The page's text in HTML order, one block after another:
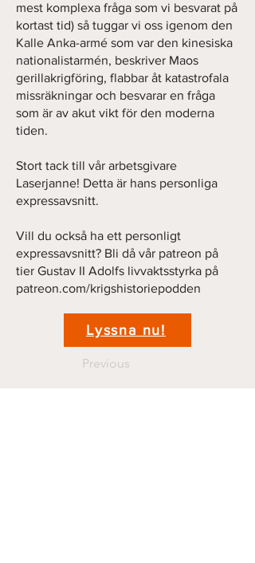
mest komplexa fråga som vi besvarat på
kortast tid) så tuggar vi oss igenom den
Kalle Anka-armé som var den kinesiska
nationalistarmén, beskriver Maos
gerillakrigföring, flabbar åt katastrofala
missräkningar och besvarar en fråga
som är av akut vikt för den moderna
tiden.
Stort tack till vår arbetsgivare
Laserjanne! Detta är hans personliga
expressavsnitt.
Vill du också ha ett personligt
expressavsnitt? Bli då vår patreon på
tier Gustav II Adolfs livvaktsstyrka på
patreon.com/krigshistoriepodden
Lyssna nu!
Previous